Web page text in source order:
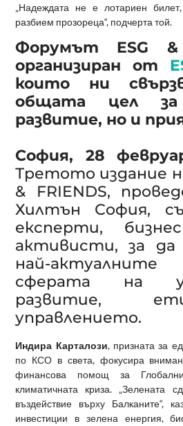
„Надеждата не е лотариен
разбием прозореца“, подчерта той.
Форумът ESG &
организиран от
които ни
общата цел за
развитие, но и
София, 28
Третото издание
& FRIENDS,
Хилтън София,
експерти,
активисти, за да
най-
сферата на
развитие,
управлението.
Индира Карталози, призната за
по КСО в света, фокусира
финансова помощ за
климатичната криза. „Зелената
въздействие върху Балканите“,
инвестиции в зелена енергия,